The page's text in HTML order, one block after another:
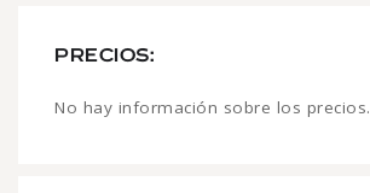
PRECIOS:
No hay información sobre los precios.